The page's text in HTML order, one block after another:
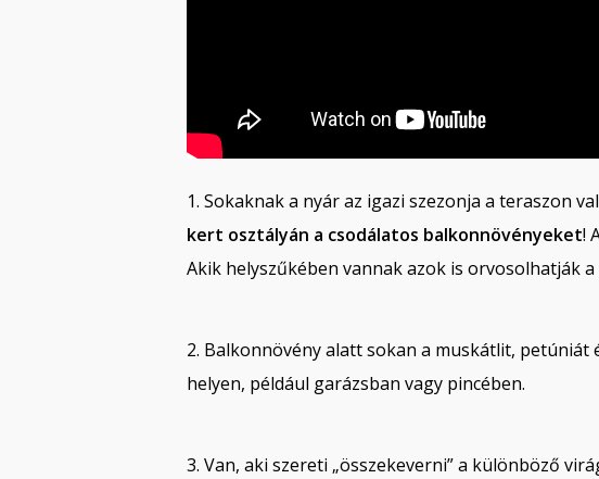
1. Sokaknak a nyár az igazi szezonja a teraszon
kert osztályán a csodálatos balkonnövényeket!
Akik helyszűkében vannak azok is orvosolhatják
2. Balkonnövény alatt sokan a muskátlit, petúniát
helyen, például garázsban vagy pincében.
3. Van, aki szereti „összekeverni” a különböző